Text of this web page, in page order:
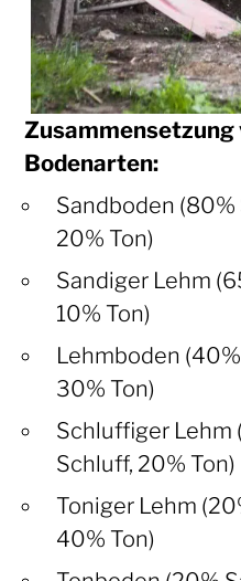
Zusammensetzung
Bodenarten:
Sandboden (80%
20% Ton)
Sandiger Lehm
10% Ton)
Lehmboden
30% Ton)
Schluffiger Lehm
Schluff, 20% Ton)
Toniger Lehm
40% Ton)